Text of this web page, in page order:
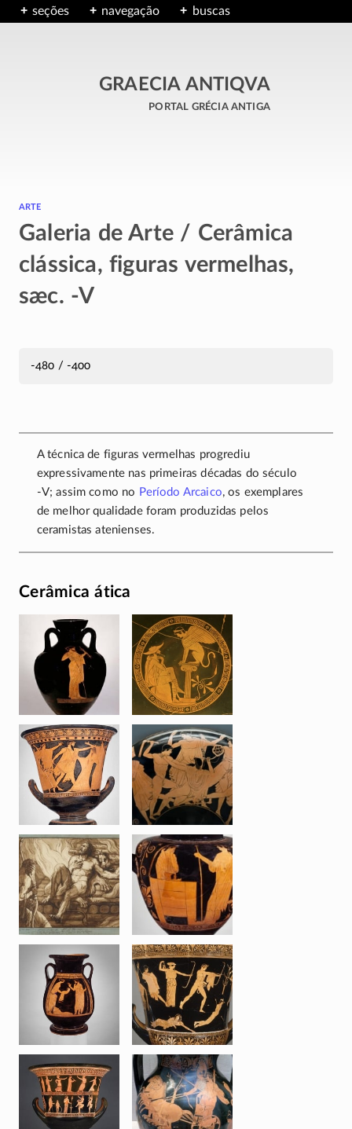
seções navegação buscas
GRAECIA ANTIQVA
portal grécia antiga
arte
Galeria de Arte / Cerâmica
clássica, figuras vermelhas,
sæc. -V
-480 / -400
A técnica de figuras vermelhas progrediu
expressivamente nas primeiras décadas do século
-V; assim como no Período Arcaico, os exemplares
de melhor qualidade foram produzidas pelos
ceramistas atenienses.
Cerâmica ática